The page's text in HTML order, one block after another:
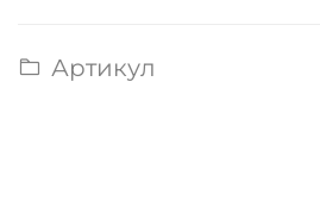
Артикул